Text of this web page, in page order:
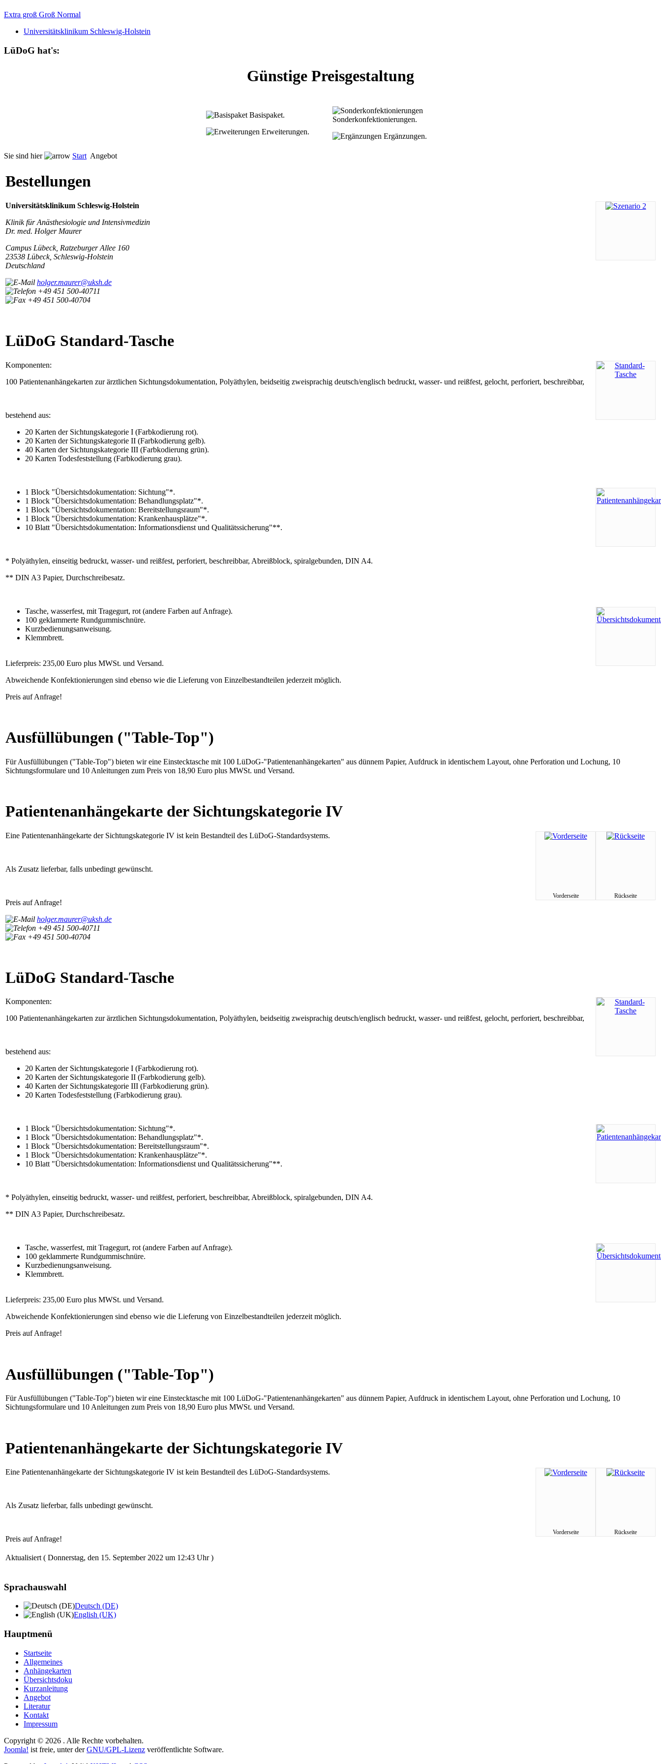
Extra groß Groß Normal
Universitätsklinikum Schleswig-Holstein
LüDoG hat's:
Günstige Preisgestaltung
Basispaket.
Erweiterungen.
Sonderkonfektionierungen.
Ergänzungen.
Sie sind hier Start Angebot
Bestellungen
Universitätsklinikum Schleswig-Holstein
Klinik für Anästhesiologie und Intensivmedizin
Dr. med. Holger Maurer
Campus Lübeck, Ratzeburger Allee 160
23538 Lübeck, Schleswig-Holstein
Deutschland
holger.maurer@uksh.de
+49 451 500-40711
+49 451 500-40704
LüDoG Standard-Tasche
Komponenten:
100 Patientenanhängekarten zur ärztlichen Sichtungsdokumentation, Polyäthylen, beidseitig zweisprachig deutsch/englisch bedruckt, wasser- und reißfest, gelocht, perforiert, beschreibbar,
bestehend aus:
20 Karten der Sichtungskategorie I (Farbkodierung rot).
20 Karten der Sichtungskategorie II (Farbkodierung gelb).
40 Karten der Sichtungskategorie III (Farbkodierung grün).
20 Karten Todesfeststellung (Farbkodierung grau).
1 Block "Übersichtsdokumentation: Sichtung"*.
1 Block "Übersichtsdokumentation: Behandlungsplatz"*.
1 Block "Übersichtsdokumentation: Bereitstellungsraum"*.
1 Block "Übersichtsdokumentation: Krankenhausplätze"*.
10 Blatt "Übersichtsdokumentation: Informationsdienst und Qualitätssicherung"**.
* Polyäthylen, einseitig bedruckt, wasser- und reißfest, perforiert, beschreibbar, Abreißblock, spiralgebunden, DIN A4.
** DIN A3 Papier, Durchschreibesatz.
Tasche, wasserfest, mit Tragegurt, rot (andere Farben auf Anfrage).
100 geklammerte Rundgummischnüre.
Kurzbedienungsanweisung.
Klemmbrett.
Lieferpreis: 235,00 Euro plus MWSt. und Versand.
Abweichende Konfektionierungen sind ebenso wie die Lieferung von Einzelbestandteilen jederzeit möglich.
Preis auf Anfrage!
Ausfüllübungen ("Table-Top")
Für Ausfüllübungen ("Table-Top") bieten wir eine Einstecktasche mit 100 LüDoG-"Patientenanhängekarten" aus dünnem Papier, Aufdruck in identischem Layout, ohne Perforation und Lochung, 10
Sichtungsformulare und 10 Anleitungen zum Preis von 18,90 Euro plus MWSt. und Versand.
Patientenanhängekarte der Sichtungskategorie IV
Rückseite
Vorderseite
Eine Patientenanhängekarte der Sichtungskategorie IV ist kein Bestandteil des LüDoG-Standardsystems.
Als Zusatz lieferbar, falls unbedingt gewünscht.
Preis auf Anfrage!
holger.maurer@uksh.de
+49 451 500-40711
+49 451 500-40704
LüDoG Standard-Tasche
Komponenten:
100 Patientenanhängekarten zur ärztlichen Sichtungsdokumentation, Polyäthylen, beidseitig zweisprachig deutsch/englisch bedruckt, wasser- und reißfest, gelocht, perforiert, beschreibbar,
bestehend aus:
20 Karten der Sichtungskategorie I (Farbkodierung rot).
20 Karten der Sichtungskategorie II (Farbkodierung gelb).
40 Karten der Sichtungskategorie III (Farbkodierung grün).
20 Karten Todesfeststellung (Farbkodierung grau).
1 Block "Übersichtsdokumentation: Sichtung"*.
1 Block "Übersichtsdokumentation: Behandlungsplatz"*.
1 Block "Übersichtsdokumentation: Bereitstellungsraum"*.
1 Block "Übersichtsdokumentation: Krankenhausplätze"*.
10 Blatt "Übersichtsdokumentation: Informationsdienst und Qualitätssicherung"**.
* Polyäthylen, einseitig bedruckt, wasser- und reißfest, perforiert, beschreibbar, Abreißblock, spiralgebunden, DIN A4.
** DIN A3 Papier, Durchschreibesatz.
Tasche, wasserfest, mit Tragegurt, rot (andere Farben auf Anfrage).
100 geklammerte Rundgummischnüre.
Kurzbedienungsanweisung.
Klemmbrett.
Lieferpreis: 235,00 Euro plus MWSt. und Versand.
Abweichende Konfektionierungen sind ebenso wie die Lieferung von Einzelbestandteilen jederzeit möglich.
Preis auf Anfrage!
Ausfüllübungen ("Table-Top")
Für Ausfüllübungen ("Table-Top") bieten wir eine Einstecktasche mit 100 LüDoG-"Patientenanhängekarten" aus dünnem Papier, Aufdruck in identischem Layout, ohne Perforation und Lochung, 10
Sichtungsformulare und 10 Anleitungen zum Preis von 18,90 Euro plus MWSt. und Versand.
Patientenanhängekarte der Sichtungskategorie IV
Rückseite
Vorderseite
Eine Patientenanhängekarte der Sichtungskategorie IV ist kein Bestandteil des LüDoG-Standardsystems.
Als Zusatz lieferbar, falls unbedingt gewünscht.
Preis auf Anfrage!
Aktualisiert ( Donnerstag, den 15. September 2022 um 12:43 Uhr )
Sprachauswahl
Deutsch (DE)
English (UK)
Hauptmenü
Startseite
Allgemeines
Anhängekarten
Übersichtsdoku
Kurzanleitung
Angebot
Literatur
Kontakt
Impressum
Copyright © 2026 . Alle Rechte vorbehalten.
Joomla! ist freie, unter derGNU/GPL-Lizenz veröffentlichte Software.